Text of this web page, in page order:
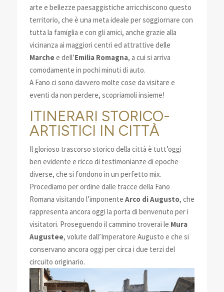
arte e bellezze paesaggistiche arricchiscono questo
territorio, che è una meta ideale per soggiornare con
tutta la famiglia e con gli amici, anche grazie alla
vicinanza ai maggiori centri ed attrattive delle
Marchee dell’Emilia Romagna, a cui si arriva
comodamente in pochi minuti di auto.
A Fano ci sono davvero molte cose da visitare e
eventi da non perdere, scopriamoli insieme!
ITINERARI STORICO-
ARTISTICI IN CITTÀ
Il glorioso trascorso storico della città è tutt’oggi
ben evidente e ricco di testimonianze di epoche
diverse, che si fondono in un perfetto mix.
Procediamo per ordine dalle tracce della Fano
Romana visitando l’imponente Arco di Augusto, che
rappresenta ancora oggi la porta di benvenuto per i
visitatori. Proseguendo il cammino troverai le Mura
Augustee, volute dall’Imperatore Augusto e che si
conservano ancora oggi per circa i due terzi del
circuito originario.